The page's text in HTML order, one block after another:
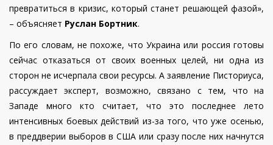
превратиться в кризис, который станет решающей фазой»,
– объясняет Руслан Бортник.
По его словам, не похоже, что Украина или россия готовы
сейчас отказаться от своих военных целей, ни одна из
сторон не исчерпала свои ресурсы. А заявление Писториуса,
рассуждает эксперт, возможно, связано с тем, что на
Западе много кто считает, что это последнее лето
интенсивных боевых действий из-за того, что уже осенью,
в преддверии выборов в США или сразу после них начнутся